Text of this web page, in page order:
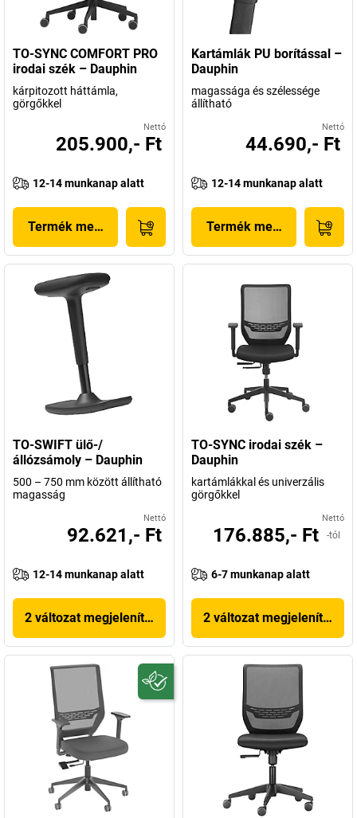
TO-SYNC COMFORT PRO
irodai szék – Dauphin
kárpitozott háttámla,
görgőkkel
Nettó
205.900,- Ft
12-14 munkanap alatt
Termék megjelenítése
Kartámlák PU borítással –
Dauphin
magassága és szélessége
állítható
Nettó
44.690,- Ft
12-14 munkanap alatt
Termék megjelenítése
TO-SWIFT ülő-/
állózsámoly – Dauphin
500 – 750 mm között állítható
magasság
Nettó
92.621,- Ft
12-14 munkanap alatt
2 változat megjelenítése
TO-SYNC irodai szék –
Dauphin
kartámlákkal és univerzális
görgőkkel
Nettó
176.885,- Ft -tól
6-7 munkanap alatt
2 változat megjelenítése